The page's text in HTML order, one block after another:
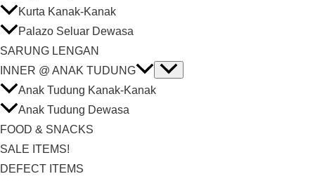
Kurta Kanak-Kanak
Palazo Seluar Dewasa
SARUNG LENGAN
INNER @ ANAK TUDUNG
Anak Tudung Kanak-Kanak
Anak Tudung Dewasa
FOOD & SNACKS
SALE ITEMS!
DEFECT ITEMS